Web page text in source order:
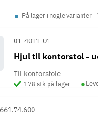
• På lager i nogle varianter
Hjul til kontorstol -
01-4011-01
Til kontorstole
178 stk på lager •
661.74.600